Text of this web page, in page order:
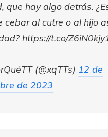
que hay algo detrás.
cebar al cutre o al hijo
https://t.co/
(@xqTTs) 12 de
de 2023